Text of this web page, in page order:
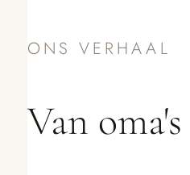
ONS VERHAAL
Van